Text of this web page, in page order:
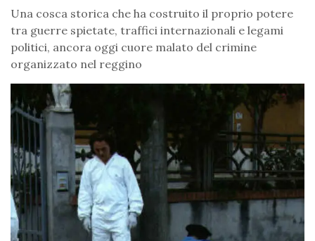
Una cosca storica che ha costruito il proprio potere
tra guerre spietate, traffici internazionali e legami
politici, ancora oggi cuore malato del crimine
organizzato nel reggino